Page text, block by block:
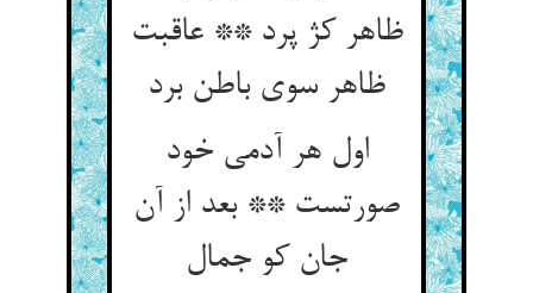
ظاهر کژ پرد ** عاقبت
ظاهر سوی باطن برد
اول هر آدمی خود
صورتست ** بعد از آن
جان کو جمال